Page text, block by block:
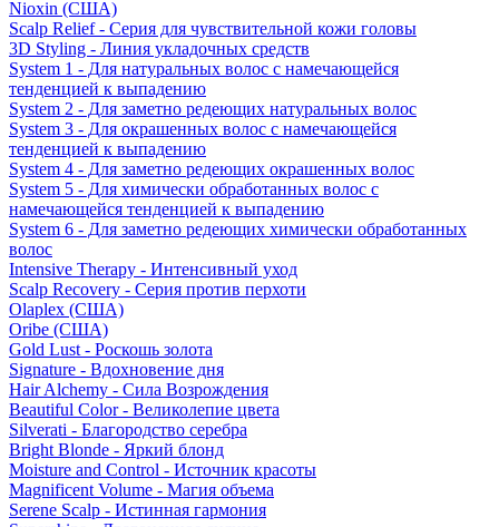
Nioxin (США)
Scalp Relief - Серия для чувствительной кожи головы
3D Styling - Линия укладочных средств
System 1 - Для натуральных волос с намечающейся
тенденцией к выпадению
System 2 - Для заметно редеющих натуральных волос
System 3 - Для окрашенных волос с намечающейся
тенденцией к выпадению
System 4 - Для заметно редеющих окрашенных волос
System 5 - Для химически обработанных волос с
намечающейся тенденцией к выпадению
System 6 - Для заметно редеющих химически обработанных
волос
Intensive Therapy - Интенсивный уход
Scalp Recovery - Серия против перхоти
Olaplex (США)
Oribe (США)
Gold Lust - Роскошь золота
Signature - Вдохновение дня
Hair Alchemy - Сила Возрождения
Beautiful Color - Великолепие цвета
Silverati - Благородство серебра
Bright Blonde - Яркий блонд
Moisture and Control - Источник красоты
Magnificent Volume - Магия объема
Serene Scalp - Истинная гармония